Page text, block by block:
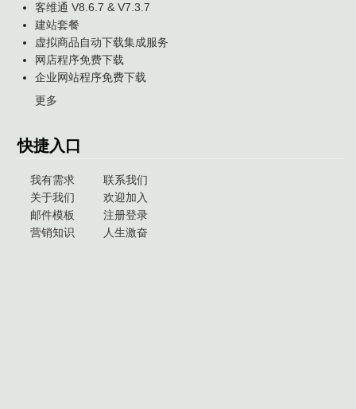
客维通 V8.6.7 & V7.3.7
建站套餐
虚拟商品自动下载集成服务
网店程序免费下载
企业网站程序免费下载
更多
快捷入口
我有需求
联系我们
关于我们
欢迎加入
邮件模板
注册登录
营销知识
人生激奋